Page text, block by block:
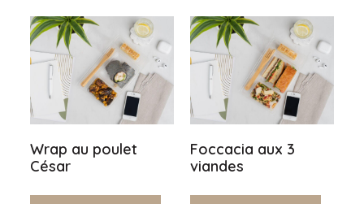
Wrap au poulet
César
Foccacia aux 3
viandes